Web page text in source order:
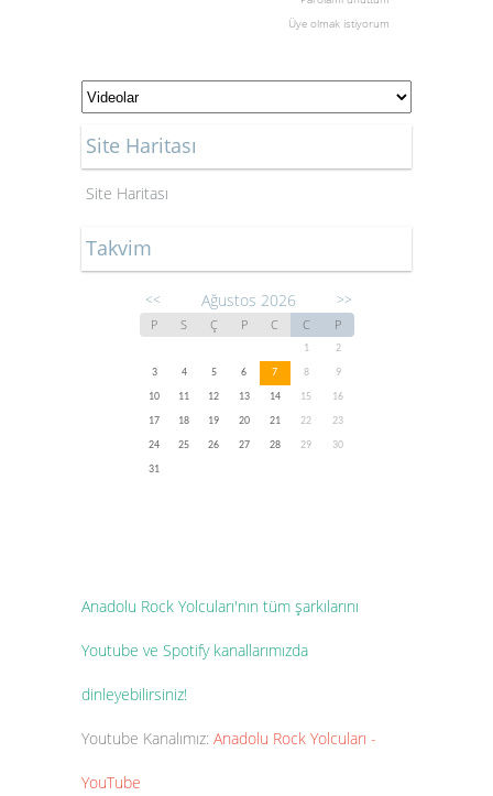
Üye olmak istiyorum
Site Haritası
Site Haritası
Takvim
<< Ağustos 2026 >>
P S Ç P C C P
1
2
3
4 5 6 7 8
9
10
11 12 13 14 15
16
17
18 19 20 21 22
23
24
25 26 27 28 29
30
31
Anadolu Rock Yolcuları'nın tüm şarkılarını
Youtube ve Spotify kanallarımızda
dinleyebilirsiniz!
Youtube Kanalımız: Anadolu Rock Yolcuları -
YouTube